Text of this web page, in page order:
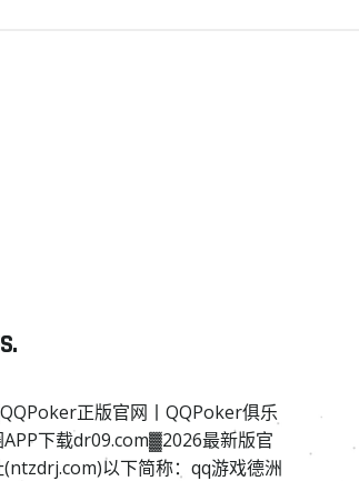
正版官网丨QQPoker俱乐
下载dr09.com▓2026最新版官
(ntzdrj.com)以下简称：qq游戏德洲